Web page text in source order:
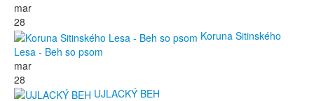
mar
28
Koruna Sitinského
Lesa - Beh so psom
mar
28
UJLACKÝ BEH